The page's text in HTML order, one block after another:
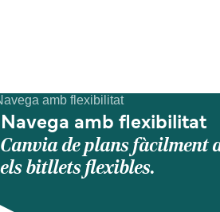
Navega amb flexibilitat
Canvia de plans fàcilment
els bitllets flexibles.